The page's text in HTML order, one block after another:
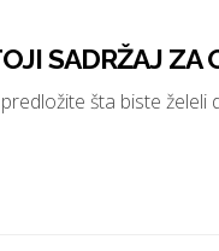
SADRŽAJ ZA
šta biste želeli